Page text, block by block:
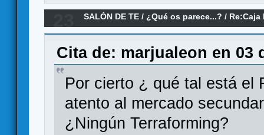
SALÓN DE TE /¿Qué os parece...? /
Games
Cita de: marjualeon en 03
Por cierto ¿ qué tal está el
atento al mercado
¿Ningún Terraforming?